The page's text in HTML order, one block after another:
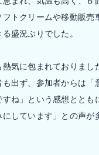
トクリームや移動販売
盛況ぶりでした。
気に包まれておりまし
出ず、参加者からは「
ね」という感想ととも
しています」との声が